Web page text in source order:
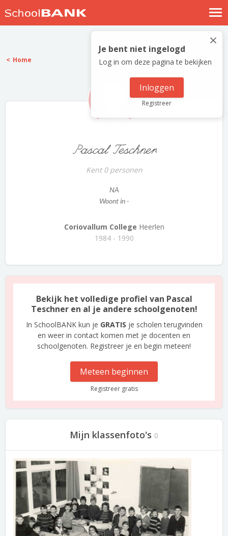
Nostalgische verhalen
Log in
Meld je gratis aan
×
Je bent niet ingelogd
Log in om deze pagina te bekijken
Inloggen
Registreer
Home
Pascal Teschner
Kent 0 personen
NA
Woont in -
Coriovallum College Heerlen
1984 - 1990
Bekijk het volledige profiel van Pascal
Teschner en al je andere schoolgenoten!
In SchoolBANK kun je GRATIS je scholen terugvinden
en weer in contact komen met je docenten en
schoolgenoten. Registreer je en begin meteen!
Meteen beginnen
Registreer gratis
Mijn klassenfoto's 0